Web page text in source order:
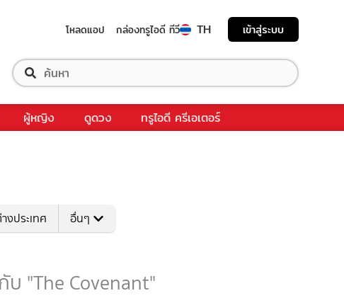
โหลดแอป กล่องทรูไอดี ทีวี TH เข้าสู่ระบบ
ผู้หญิง ดูดวง ทรูไอดี ครีเอเตอร์
งประเทศ อื่นๆ
"The Covenant"